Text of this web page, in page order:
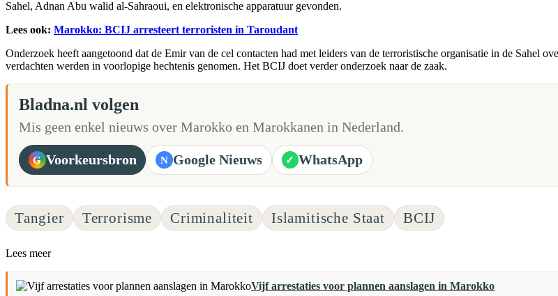
Sahel, Adnan Abu walid al-Sahraoui, en elektronische apparatuur gevonden.
Lees ook: Marokko: BCIJ arresteert terroristen in Taroudant
Onderzoek heeft aangetoond dat de Emir van de cel contacten had met leiders van de terroristische organisatie in de Sahel
verdachten werden in voorlopige hechtenis genomen. Het BCIJ doet verder onderzoek naar de zaak.
Bladna.nl volgen
Mis geen enkel nieuws over Marokko en Marokkanen in Nederland.
G Voorkeursbron N Google Nieuws ✓ WhatsApp
Tangier Terrorisme Criminaliteit Islamitische Staat BCIJ
Lees meer
Vijf arrestaties voor plannen aanslagen in Marokko